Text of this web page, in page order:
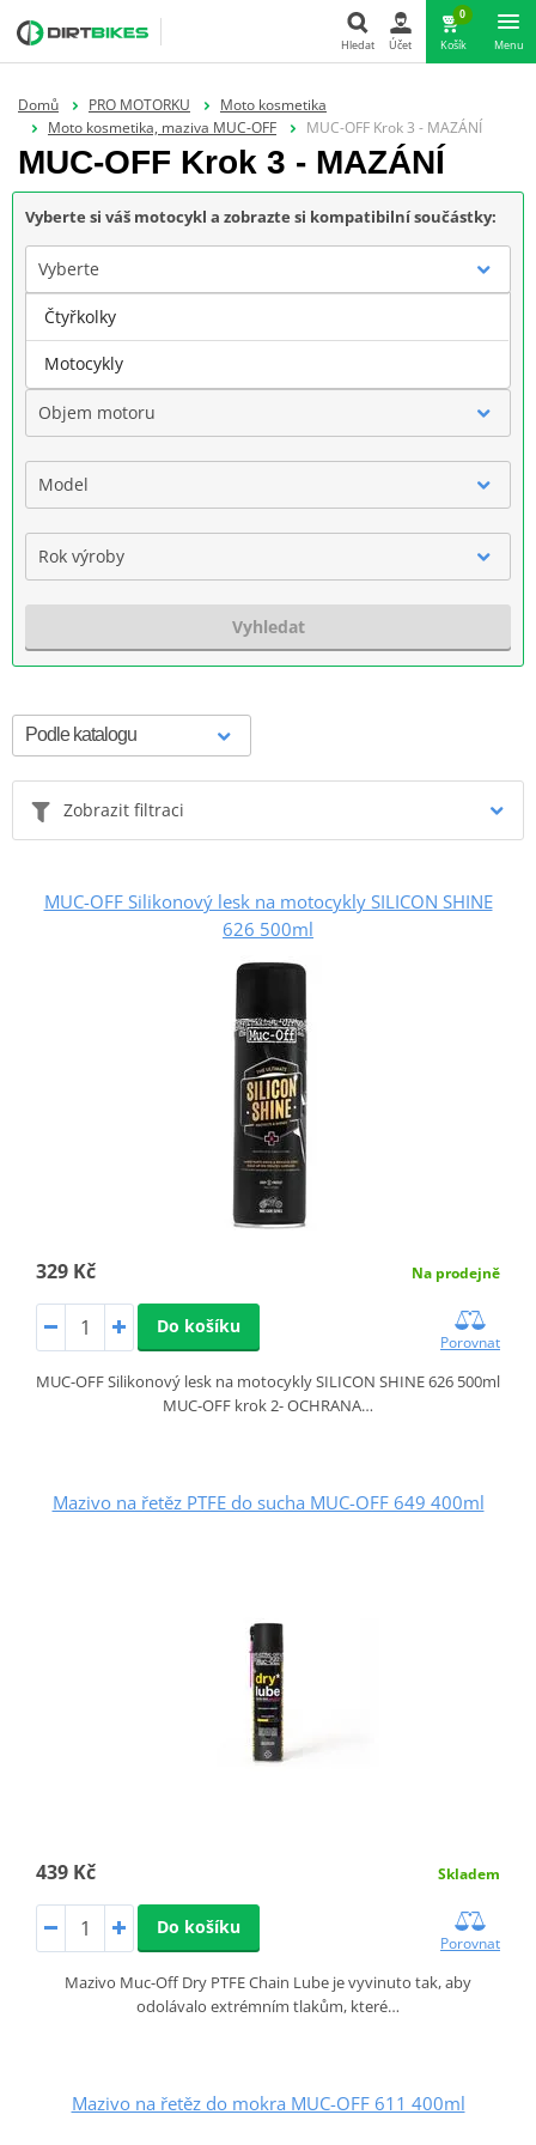
Hledat Účet
0
Košík Menu
Domů PRO MOTORKU
Moto kosmetika
Moto kosmetika, maziva MUC-OFF
MUC-OFF Krok 3 - MAZÁNÍ
MUC-OFF Krok 3 - MAZÁNÍ
Vyberte si váš motocykl a zobrazte si kompatibilní součástky:
Vyberte
Značka
Objem motoru
Model
Rok výroby
Vyhledat
Zobrazit filtraci
MUC-OFF Silikonový lesk na motocykly SILICON SHINE
626 500ml
329 Kč Na prodejně
Do košíku
Porovnat
MUC-OFF Silikonový lesk na motocykly SILICON SHINE 626 500ml
MUC-OFF krok 2- OCHRANA…
Mazivo na řetěz PTFE do sucha MUC-OFF 649 400ml
439 Kč Skladem
Do košíku
Porovnat
Mazivo Muc-Off Dry PTFE Chain Lube je vyvinuto tak, aby
odolávalo extrémním tlakům, které…
Mazivo na řetěz do mokra MUC-OFF 611 400ml
Čtyřkolky
Motocykly